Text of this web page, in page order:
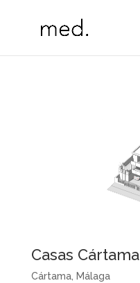
Casas Cártama
Cártama, Málaga